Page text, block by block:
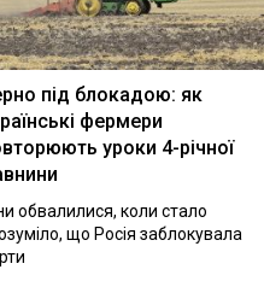
під блокадою: як
фермери
уроки 4-річної
обвалилися, коли стало
що Росія заблокувала